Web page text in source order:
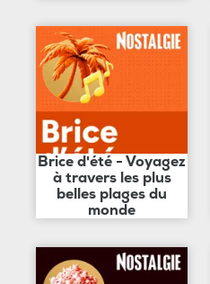
Brice d'été - Voyagez
à travers les plus
belles plages du
monde